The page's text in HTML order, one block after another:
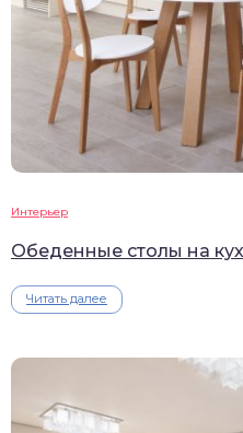
Интерьер
Обеденные столы на
Читать далее